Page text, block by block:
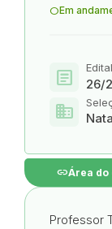
Em
article 26/
domain
linkÁrea do
Professor